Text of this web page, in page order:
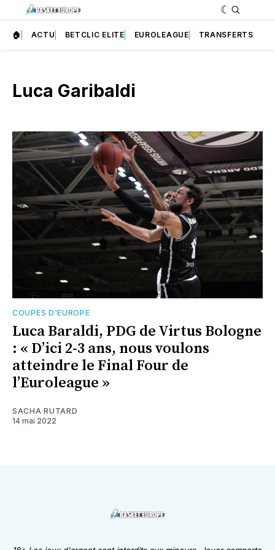
🏠 ACTU BETCLIC ELITE EUROLEAGUE TRANSFERTS
Luca Garibaldi
COUPES D'EUROPE
Luca Baraldi, PDG de Virtus Bologne
: « D’ici 2-3 ans, nous voulons
atteindre le Final Four de
l’Euroleague »
SACHA RUTARD
14 mai 2022